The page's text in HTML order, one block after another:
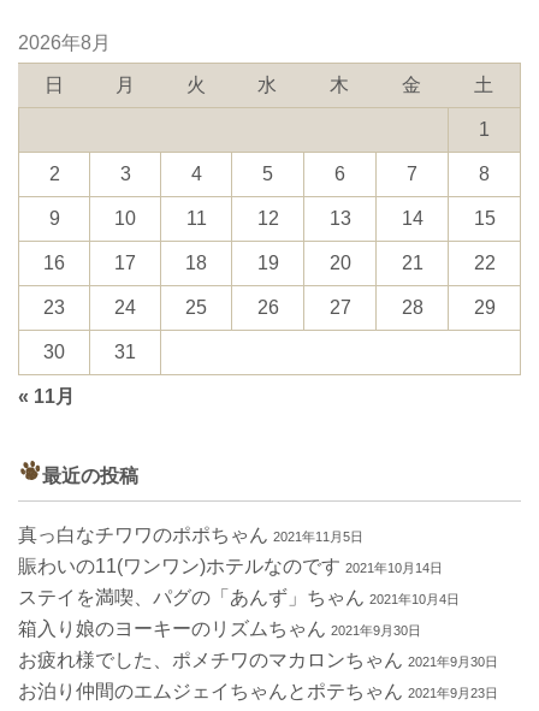
2026年8月
日 月 火 水 木 金 土
1
2 3 4 5 6 7 8
9 10 11 12 13 14 15
16 17 18 19 20 21 22
23 24 25 26 27 28 29
30 31
« 11月
最近の投稿
真っ白なチワワのポポちゃん 2021年11月5日
賑わいの11(ワンワン)ホテルなのです 2021年10月14日
ステイを満喫、パグの「あんず」ちゃん 2021年10月4日
箱入り娘のヨーキーのリズムちゃん 2021年9月30日
お疲れ様でした、ポメチワのマカロンちゃん 2021年9月30日
お泊り仲間のエムジェイちゃんとポテちゃん 2021年9月23日